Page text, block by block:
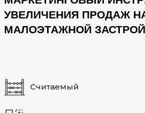
УВЕЛИЧЕНИЯ ПРОДАЖ
МАЛОЭТАЖНОЙ
Считаемый